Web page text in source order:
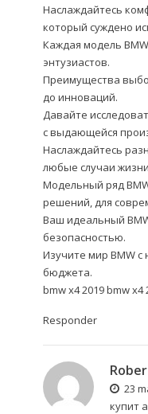
Наслаждайтесь
который суждено
Каждая модель
энтузиастов.
Преимущества
до инноваций.
Давайте
с выдающейся
Наслаждайтесь
любые случаи
Модельный ряд
решений, для
Ваш идеальный
безопасностью.
Изучите мир BMW
бюджета.
bmw x4 2019bmw x4
Responder
23
купит